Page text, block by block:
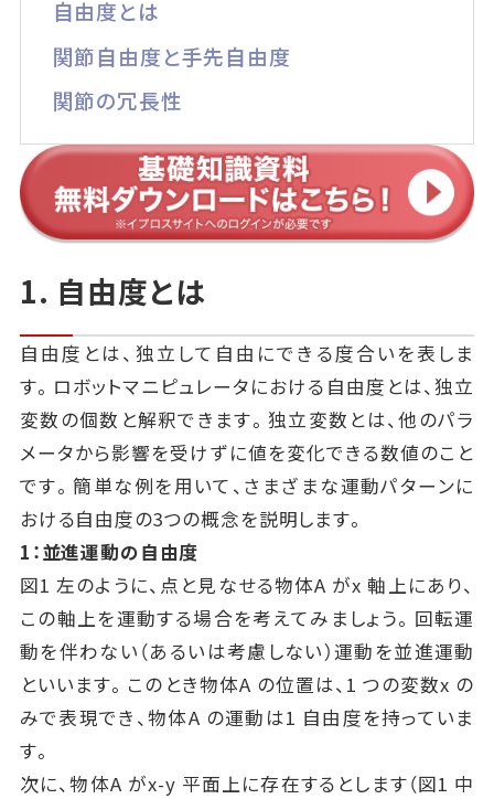
自由度とは
関節自由度と手先自由度
関節の冗長性
1. 自由度とは
自由度とは、独立して自由にできる度合いを表しま
す。ロボットマニピュレータにおける自由度とは、独立
変数の個数と解釈できます。独立変数とは、他のパラ
メータから影響を受けずに値を変化できる数値のこと
です。簡単な例を用いて、さまざまな運動パターンに
おける自由度の3つの概念を説明します。
1：並進運動の自由度
図1 左のように、点と見なせる物体A がx 軸上にあり、
この軸上を運動する場合を考えてみましょう。回転運
動を伴わない（あるいは考慮しない）運動を並進運動
といいます。このとき物体A の位置は、1 つの変数x の
みで表現でき、物体A の運動は1 自由度を持っていま
す。
次に、物体A がx-y 平面上に存在するとします（図1 中